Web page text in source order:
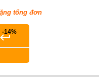
tổng đơn
-14%
keyboard_return